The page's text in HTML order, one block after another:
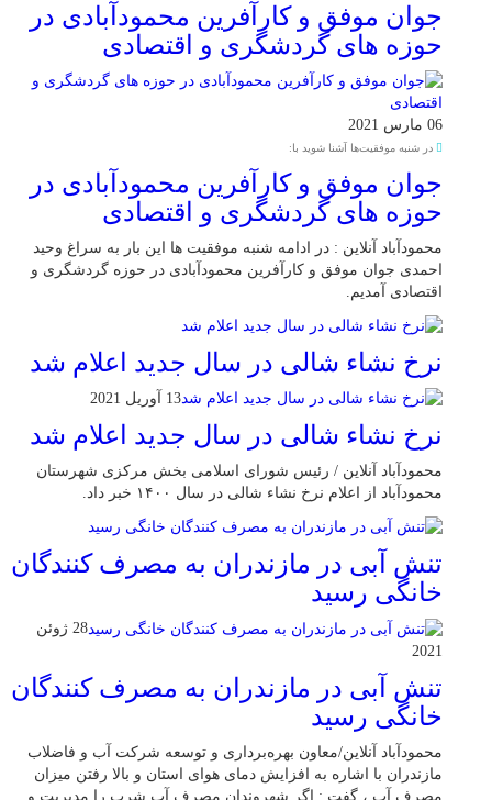
جوان موفق و کارآفرین محمودآبادی در
حوزه های گردشگری و اقتصادی
06 مارس 2021
در شنبه موفقیت‌ها آشنا شوید با:
جوان موفق و کارآفرین محمودآبادی در
حوزه های گردشگری و اقتصادی
محمودآباد آنلاین : در ادامه شنبه موفقیت ها این بار به سراغ وحید
احمدی جوان موفق و کارآفرین محمودآبادی در حوزه گردشگری و
اقتصادی آمدیم.
نرخ نشاء شالی در سال جدید اعلام شد
13 آوریل 2021
نرخ نشاء شالی در سال جدید اعلام شد
محمودآباد آنلاین / رئیس شورای اسلامی بخش مرکزی شهرستان
محمودآباد از اعلام نرخ نشاء شالی در سال ۱۴۰۰ خبر داد.
تنش آبی در مازندران به مصرف كنندگان
خانگی رسيد
28 ژوئن
2021
تنش آبی در مازندران به مصرف كنندگان
خانگی رسيد
محمودآباد آنلاین/معاون بهره‌برداری و توسعه شرکت آب و فاضلاب
مازندران با اشاره به افزایش دمای هوای استان و بالا رفتن میزان
مصرف آب ، گفت : اگر شهروندان مصرف آب شرب را مدیریت و